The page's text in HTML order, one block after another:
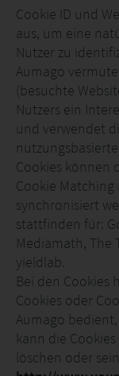
Cookie ID und
aus, um eine
Nutzer zu
Aumago
(besuchte
Nutzers ein
und verwendet
Cookies können
Cookie
synchronisiert
stattfinden für:
Mediamath, The
yieldlab.
Bei den Cookies
Cookies oder
Aumago
kann die
löschen oder